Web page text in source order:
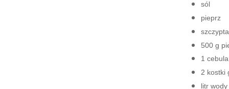
sól
pieprz
500 g
1 cebula
2 kostki
litr wody